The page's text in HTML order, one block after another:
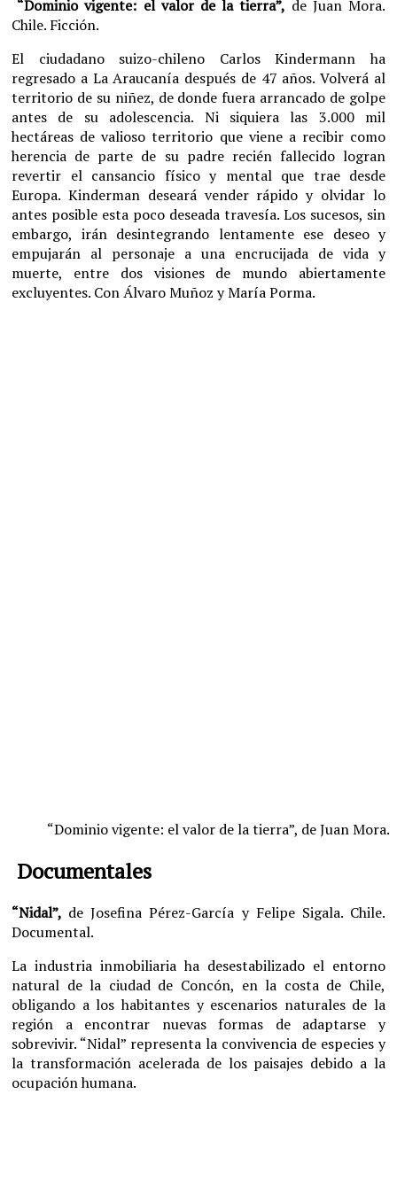
“Dominio vigente: el valor de la tierra”, de Juan Mora.
Chile. Ficción.
El ciudadano suizo-chileno Carlos Kindermann ha
regresado a La Araucanía después de 47 años. Volverá al
territorio de su niñez, de donde fuera arrancado de golpe
antes de su adolescencia. Ni siquiera las 3.000 mil
hectáreas de valioso territorio que viene a recibir como
herencia de parte de su padre recién fallecido logran
revertir el cansancio físico y mental que trae desde
Europa. Kinderman deseará vender rápido y olvidar lo
antes posible esta poco deseada travesía. Los sucesos, sin
embargo, irán desintegrando lentamente ese deseo y
empujarán al personaje a una encrucijada de vida y
muerte, entre dos visiones de mundo abiertamente
excluyentes. Con Álvaro Muñoz y María Porma.
“Dominio vigente: el valor de la tierra”, de Juan Mora.
Documentales
“Nidal”, de Josefina Pérez-García y Felipe Sigala. Chile.
Documental.
La industria inmobiliaria ha desestabilizado el entorno
natural de la ciudad de Concón, en la costa de Chile,
obligando a los habitantes y escenarios naturales de la
región a encontrar nuevas formas de adaptarse y
sobrevivir. “Nidal” representa la convivencia de especies y
la transformación acelerada de los paisajes debido a la
ocupación humana.